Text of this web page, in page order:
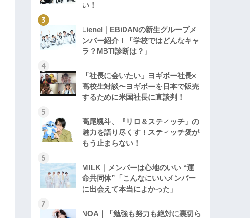
い！
Lienel｜EBiDANの新生グループメ
ンバー紹介！「学校ではどんなキャ
ラ？MBTI診断は？」
「社長に会いたい」ヨギボー社長×
高校生対談〜ヨギボーを日本で販売
するために米国社長に直談判！
高尾颯斗、『リロ＆スティッチ』の
魅力を語り尽くす！スティッチ愛が
もう止まらない！
M!LK｜メンバーは心地のいい “運
命共同体”「こんなにいいメンバー
に出会えて本当によかった」
NOA｜「勉強も努力も絶対に裏切ら